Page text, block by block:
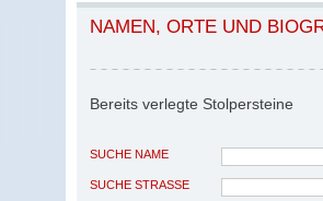
NAMEN, ORTE UND
Bereits verlegte Stolpersteine
SUCHE NAME
SUCHE STRASSE